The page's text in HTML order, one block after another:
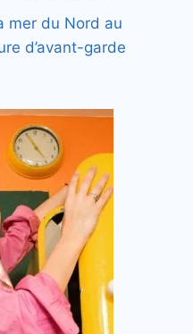
mer du Nord au
d’avant-garde